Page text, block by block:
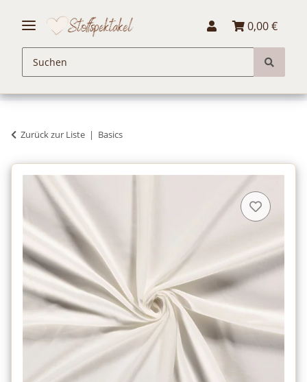
0,00 €
Zurück zur Liste Basics